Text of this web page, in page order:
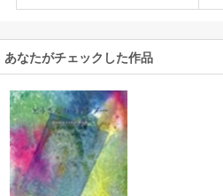
あなたがチェックした作品